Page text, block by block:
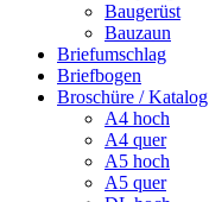
Baugerüst
Bauzaun
Briefumschlag
Briefbogen
Broschüre / Katalog
A4 hoch
A4 quer
A5 hoch
A5 quer